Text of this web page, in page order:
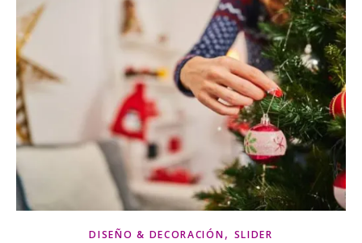
DISEÑO & DECORACIÓN, SLIDER